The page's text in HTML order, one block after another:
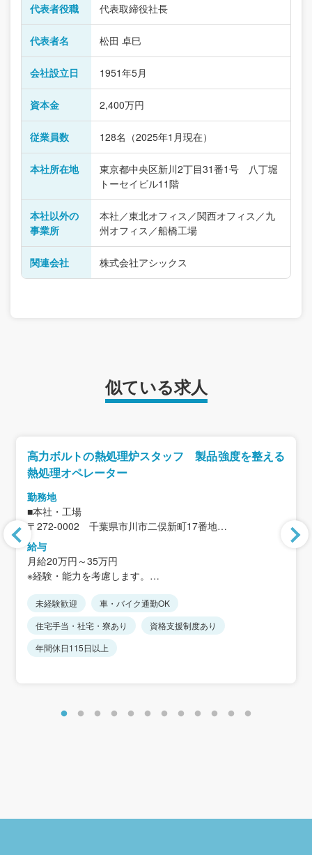
代表者役職 代表取締役社長
代表者名 松田 卓巳
会社設立日 1951年5月
資本金 2,400万円
従業員数 128名（2025年1月現在）
本社所在地
東京都中央区新川2丁目31番1号 八丁堀
トーセイビル11階
本社以外の
事業所
本社／東北オフィス／関西オフィス／九
州オフィス／船橋工場
関連会社 株式会社アシックス
似ている求人
高力ボルトの熱処理炉スタッフ 製品強度を整える
熱処理オペレーター
勤務地
■本社・工場
〒272-0002 千葉県市川市二俣新町17番地
＜アクセス＞
JR京葉線「二俣新町駅」から徒歩12分
※車・バイク通勤可
※JR「西船橋駅」より無料送迎バスあり
給与
月給20万円～35万円
※経験・能力を考慮します。
＜想定年収＞
368万5300円～420万3700円
年収約420万円／正社員：高卒17年目・35歳相当
※これまでのキャリアを評価します。
未経験歓迎
車・バイク通勤OK
住宅手当・社宅・寮あり
資格支援制度あり
年間休日115日以上